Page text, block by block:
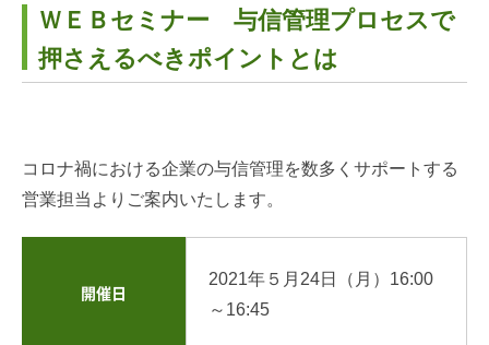
ＷＥＢセミナー 与信管理プロセスで
押さえるべきポイントとは
コロナ禍における企業の与信管理を数多くサポートする
営業担当よりご案内いたします。
開催日
2021年５月24日（月）16:00
～16:45